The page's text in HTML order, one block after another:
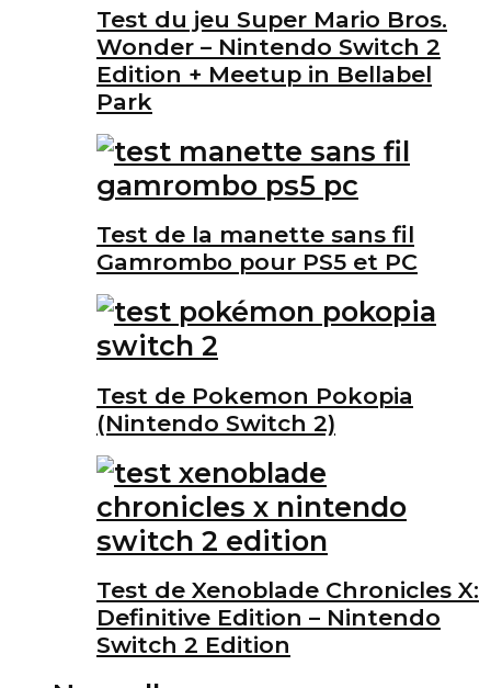
Test du jeu Super Mario Bros.
Wonder – Nintendo Switch 2
Edition + Meetup in Bellabel
Park
Test de la manette sans fil
Gamrombo pour PS5 et PC
Test de Pokemon Pokopia
(Nintendo Switch 2)
Test de Xenoblade Chronicles X:
Definitive Edition – Nintendo
Switch 2 Edition